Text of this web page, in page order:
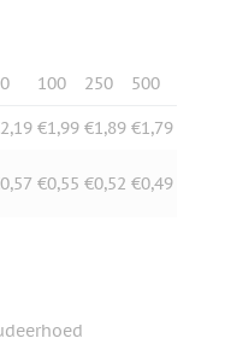
100 250 500
€1,99 €1,89 €1,79
€0,55 €0,52 €0,49